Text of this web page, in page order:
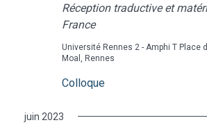
Réception traductive et
France
Université Rennes 2 - Amphi T Place
Moal, Rennes
Colloque
juin 2023